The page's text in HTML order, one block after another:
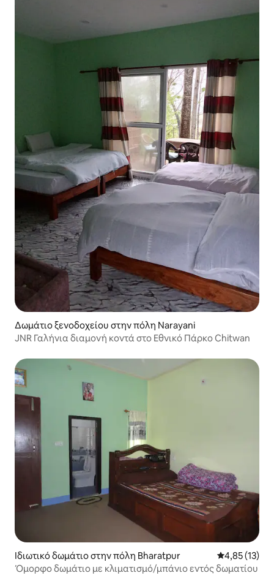
Δωμάτιο ξενοδοχείου στην πόλη Narayani
JNR Γαλήνια διαμονή κοντά στο Εθνικό Πάρκο Chitwan
Ιδιωτικό δωμάτιο στην πόλη Bharatpur Μέση
4,85 (13)
Όμορφο δωμάτιο με κλιματισμό/μπάνιο εντός δωματίου